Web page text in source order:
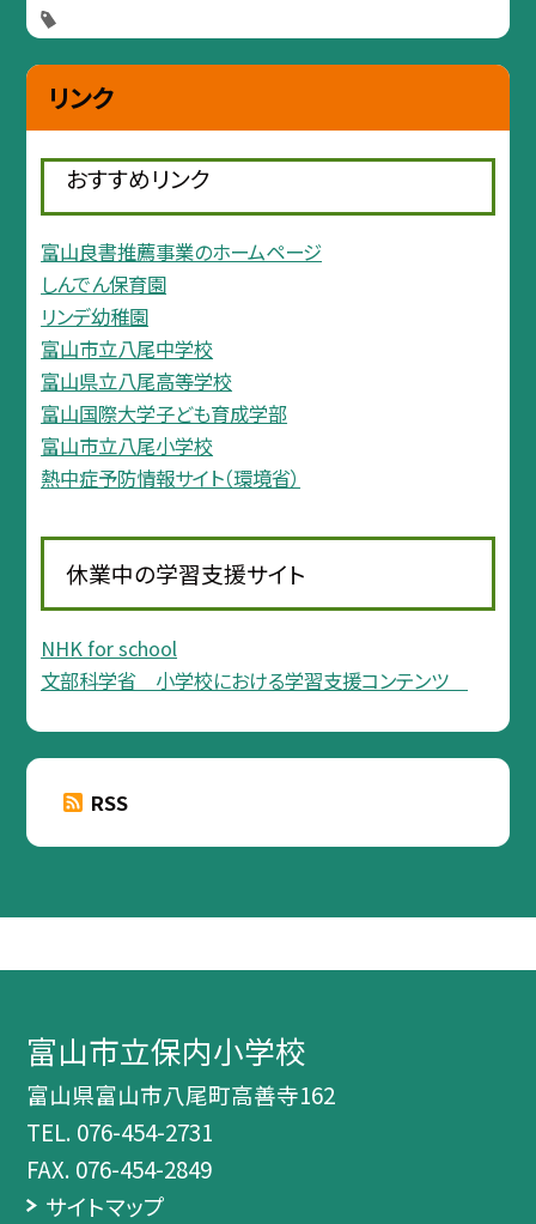
リンク
おすすめリンク
富山良書推薦事業のホームページ
しんでん保育園
リンデ幼稚園
富山市立八尾中学校
富山県立八尾高等学校
富山国際大学子ども育成学部
富山市立八尾小学校
熱中症予防情報サイト（環境省）
休業中の学習支援サイト
NHK for school
文部科学省 小学校における学習支援コンテンツ
RSS
富山市立保内小学校
富山県富山市八尾町高善寺162
TEL. 076-454-2731
FAX. 076-454-2849
サイトマップ